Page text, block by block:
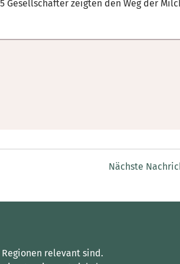
Gesellschafter zeigten den Weg der
Nächste
relevant sind.